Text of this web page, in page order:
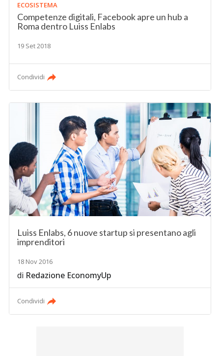
ECOSISTEMA
Competenze digitali, Facebook apre un hub a
Roma dentro Luiss Enlabs
19 Set 2018
Condividi
Luiss Enlabs, 6 nuove startup si presentano agli
imprenditori
18 Nov 2016
di Redazione EconomyUp
Condividi